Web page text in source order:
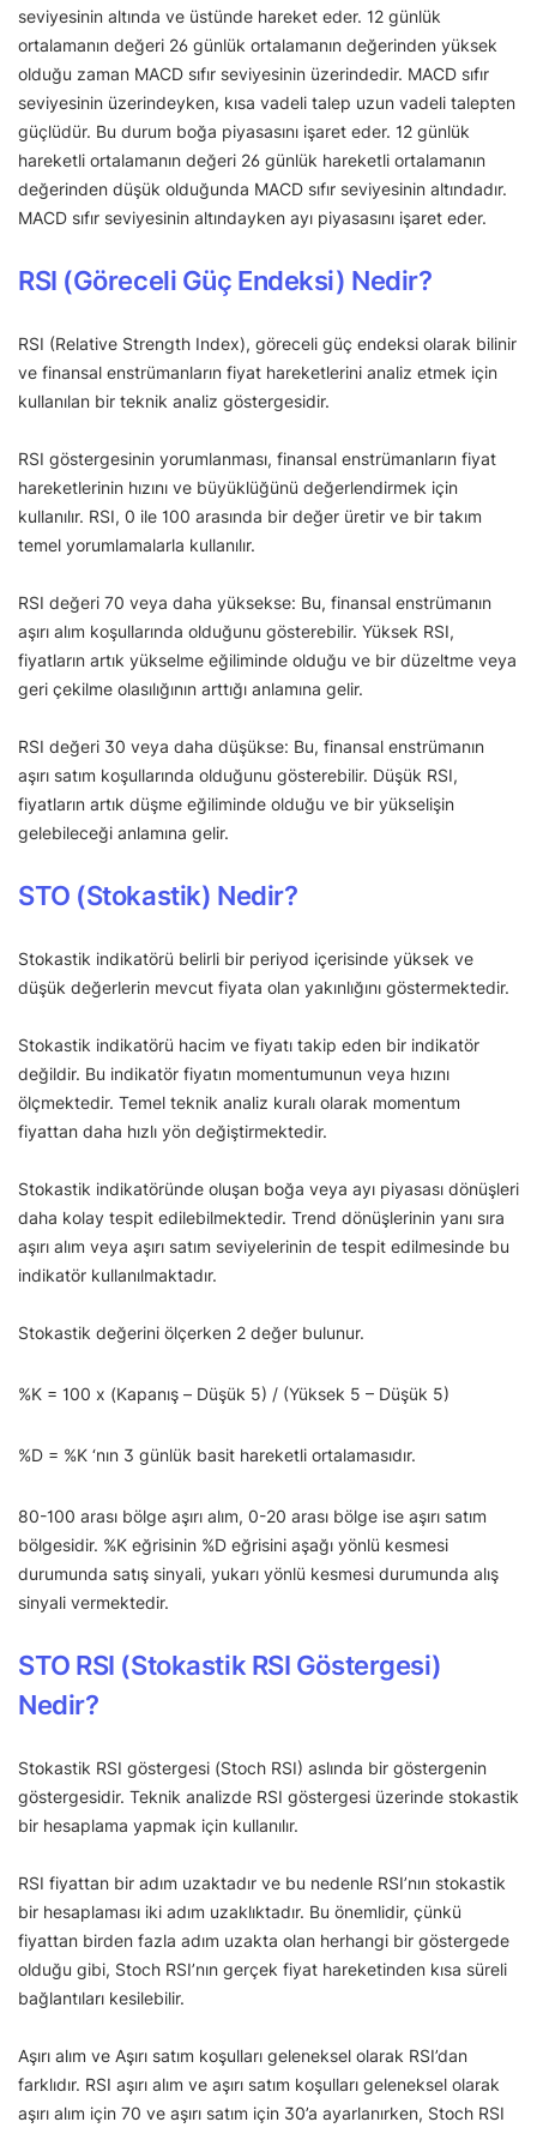
seviyesinin altında ve üstünde hareket eder. 12 günlük
ortalamanın değeri 26 günlük ortalamanın değerinden yüksek
olduğu zaman MACD sıfır seviyesinin üzerindedir. MACD sıfır
seviyesinin üzerindeyken, kısa vadeli talep uzun vadeli talepten
güçlüdür. Bu durum boğa piyasasını işaret eder. 12 günlük
hareketli ortalamanın değeri 26 günlük hareketli ortalamanın
değerinden düşük olduğunda MACD sıfır seviyesinin altındadır.
MACD sıfır seviyesinin altındayken ayı piyasasını işaret eder.
RSI (Göreceli Güç Endeksi) Nedir?
RSI (Relative Strength Index), göreceli güç endeksi olarak bilinir
ve finansal enstrümanların fiyat hareketlerini analiz etmek için
kullanılan bir teknik analiz göstergesidir.
RSI göstergesinin yorumlanması, finansal enstrümanların fiyat
hareketlerinin hızını ve büyüklüğünü değerlendirmek için
kullanılır. RSI, 0 ile 100 arasında bir değer üretir ve bir takım
temel yorumlamalarla kullanılır.
RSI değeri 70 veya daha yüksekse: Bu, finansal enstrümanın
aşırı alım koşullarında olduğunu gösterebilir. Yüksek RSI,
fiyatların artık yükselme eğiliminde olduğu ve bir düzeltme veya
geri çekilme olasılığının arttığı anlamına gelir.
RSI değeri 30 veya daha düşükse: Bu, finansal enstrümanın
aşırı satım koşullarında olduğunu gösterebilir. Düşük RSI,
fiyatların artık düşme eğiliminde olduğu ve bir yükselişin
gelebileceği anlamına gelir.
STO (Stokastik) Nedir?
Stokastik indikatörü belirli bir periyod içerisinde yüksek ve
düşük değerlerin mevcut fiyata olan yakınlığını göstermektedir.
Stokastik indikatörü hacim ve fiyatı takip eden bir indikatör
değildir. Bu indikatör fiyatın momentumunun veya hızını
ölçmektedir. Temel teknik analiz kuralı olarak momentum
fiyattan daha hızlı yön değiştirmektedir.
Stokastik indikatöründe oluşan boğa veya ayı piyasası dönüşleri
daha kolay tespit edilebilmektedir. Trend dönüşlerinin yanı sıra
aşırı alım veya aşırı satım seviyelerinin de tespit edilmesinde bu
indikatör kullanılmaktadır.
Stokastik değerini ölçerken 2 değer bulunur.
%K = 100 x (Kapanış – Düşük 5) / (Yüksek 5 – Düşük 5)
%D = %K ‘nın 3 günlük basit hareketli ortalamasıdır.
80-100 arası bölge aşırı alım, 0-20 arası bölge ise aşırı satım
bölgesidir. %K eğrisinin %D eğrisini aşağı yönlü kesmesi
durumunda satış sinyali, yukarı yönlü kesmesi durumunda alış
sinyali vermektedir.
STO RSI (Stokastik RSI Göstergesi)
Nedir?
Stokastik RSI göstergesi (Stoch RSI) aslında bir göstergenin
göstergesidir. Teknik analizde RSI göstergesi üzerinde stokastik
bir hesaplama yapmak için kullanılır.
RSI fiyattan bir adım uzaktadır ve bu nedenle RSI’nın stokastik
bir hesaplaması iki adım uzaklıktadır. Bu önemlidir, çünkü
fiyattan birden fazla adım uzakta olan herhangi bir göstergede
olduğu gibi, Stoch RSI’nın gerçek fiyat hareketinden kısa süreli
bağlantıları kesilebilir.
Aşırı alım ve Aşırı satım koşulları geleneksel olarak RSI’dan
farklıdır. RSI aşırı alım ve aşırı satım koşulları geleneksel olarak
aşırı alım için 70 ve aşırı satım için 30’a ayarlanırken, Stoch RSI